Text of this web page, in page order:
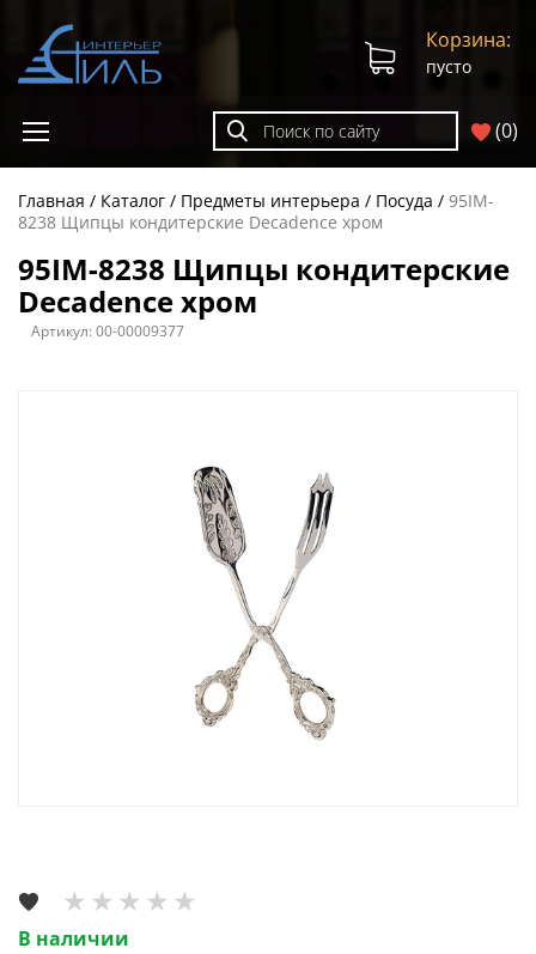
(0)
Корзина:
пусто
Главная Каталог Предметы интерьера Посуда
95IM-
8238 Щипцы кондитерские Decadence хром
95IM-8238 Щипцы кондитерские
Decadence хром
Артикул:00-00009377
В наличии